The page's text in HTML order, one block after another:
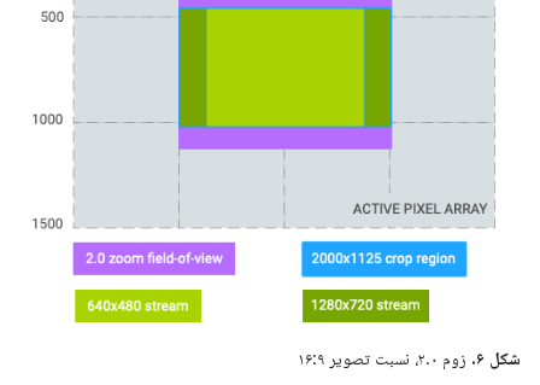
شکل ۶. زوم ۲.۰، نسبت تصویر ۱۶:۹